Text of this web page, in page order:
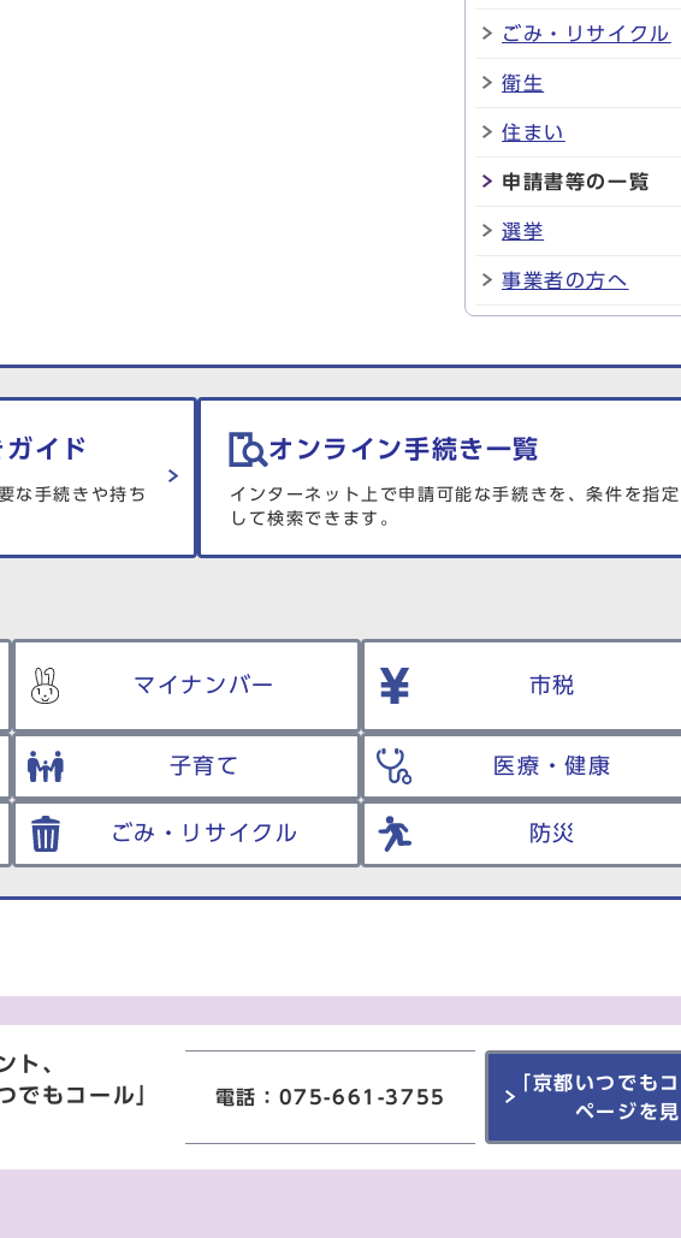
ごみ・リサイクル
衛生
住まい
申請書等の一覧
選挙
事業者の方へ
イド
な手続きや持ち
オンライン手続き一覧
インターネット上で申請可能な手続きを、条件を指定
して検索できます。
マイナンバー 市税
子育て 医療・健康
ごみ・リサイクル 防災
ト、
でもコール」 電話：075-661-3755
「京都いつでも
ページを